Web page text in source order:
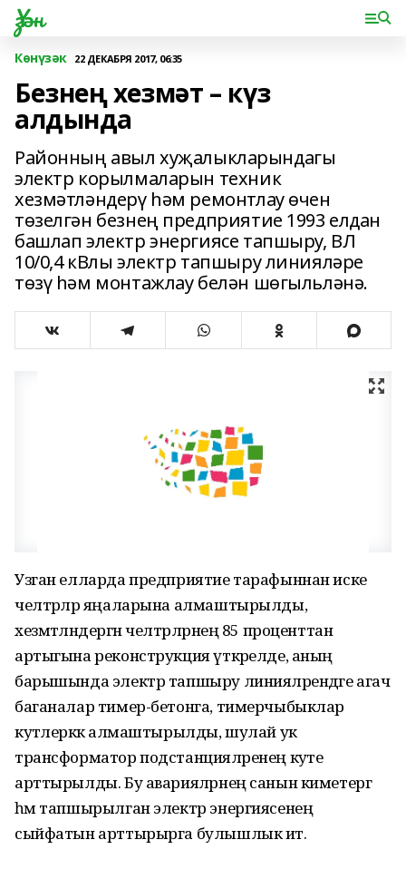
Үзән
Көнүзәк 22 ДЕКАБРЯ 2017, 06:35
Безнең хезмәт – күз
алдында
Районның авыл хуҗалыкларындагы
электр корылмаларын техник
хезмәтләндерү һәм ремонтлау өчен
төзелгән безнең предприятие 1993 елдан
башлап электр энергиясе тапшыру, ВЛ
10/0,4 кВлы электр тапшыру линияләре
төзү һәм монтажлау белән шөгыльләнә.
Узган елларда предприятие тарафыннан иске
челтәрләр яңаларына алмаштырылды,
хезмәтләндергән челтәрләрнең 85 проценттан
артыгына реконструкция үткәрелде, аның
барышында электр тапшыру линияләрендәге агач
баганалар тимер-бетонга, тимерчыбыклар
куәтлерәккә алмаштырылды, шулай ук
трансформатор подстанцияләренең куәте
арттырылды. Бу аварияләрнең санын киметергә
һәм тапшырыл­ган электр энергиясенең
сыйфатын арттырырга булышлык итә.